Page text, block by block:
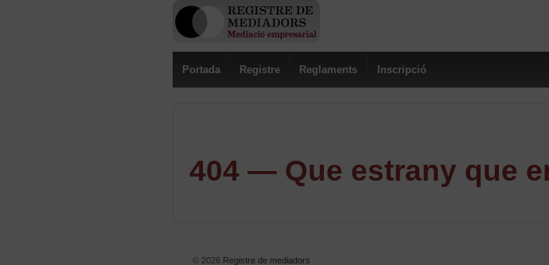
Portada Registre Reglaments Inscripció
404 — Que estrany que
© 2026 Registre de mediadors